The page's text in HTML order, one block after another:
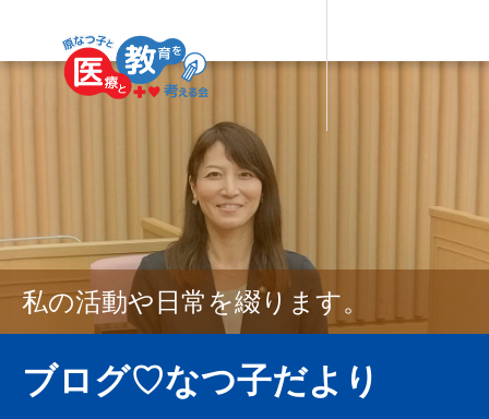
私の活動や日常を綴ります。
ブログ♡なつ子だより